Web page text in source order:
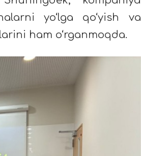
yo‘lga qo‘yish va
ham o‘rganmoqda.